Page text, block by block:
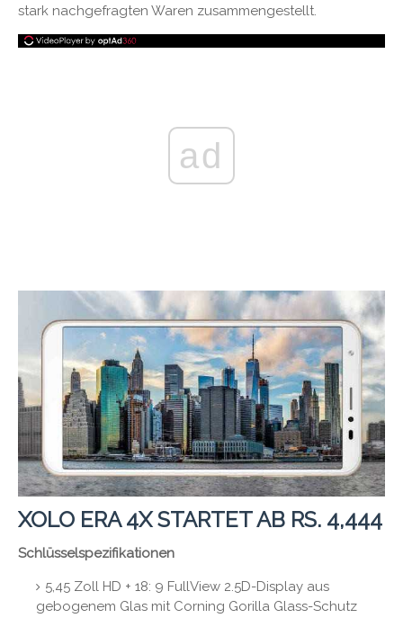
stark nachgefragten Waren zusammengestellt.
ad
XOLO ERA 4X STARTET AB RS. 4,444
Schlüsselspezifikationen
5,45 Zoll HD + 18: 9 FullView 2.5D-Display aus
gebogenem Glas mit Corning Gorilla Glass-Schutz